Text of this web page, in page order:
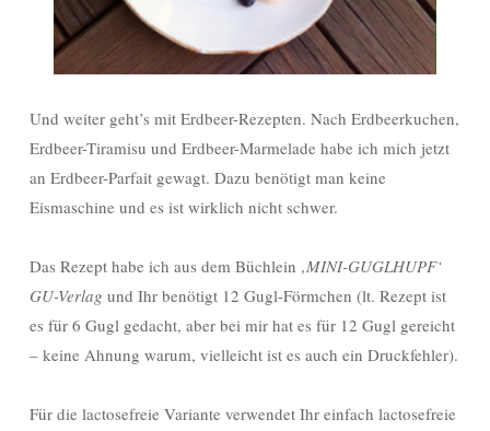
Und weiter geht’s mit Erdbeer-Rezepten. Nach Erdbeerkuchen,
Erdbeer-Tiramisu und Erdbeer-Marmelade habe ich mich jetzt
an Erdbeer-Parfait gewagt. Dazu benötigt man keine
Eismaschine und es ist wirklich nicht schwer.
Das Rezept habe ich aus dem Büchlein ‚MINI-GUGLHUPF‘
GU-Verlag und Ihr benötigt 12 Gugl-Förmchen (lt. Rezept ist
es für 6 Gugl gedacht, aber bei mir hat es für 12 Gugl gereicht
– keine Ahnung warum, vielleicht ist es auch ein Druckfehler).
Für die lactosefreie Variante verwendet Ihr einfach lactosefreie